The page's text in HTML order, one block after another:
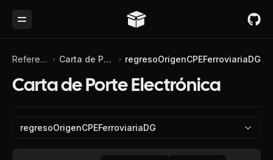
Toggle Menu
Referencia de API Carta de Porte Electrónica regresoOrigenCPEFerroviariaDG
Carta de Porte Electrónica
regresoOrigenCPEFerroviariaDG